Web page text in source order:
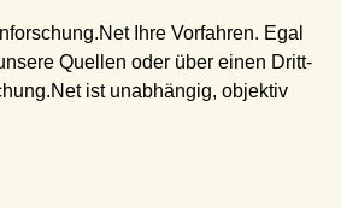
Ihre Vorfahren. Egal
Quellen oder über einen Dritt-
ist unabhängig, objektiv